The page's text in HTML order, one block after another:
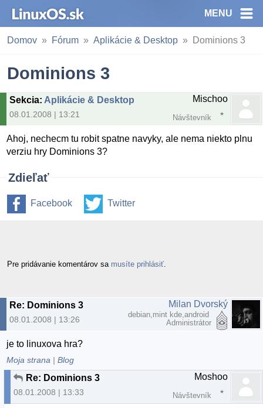
MENU
Domov Fórum Aplikácie & Desktop Dominions 3
Dominions 3
Sekcia: Aplikácie & Desktop
08.01.2008 | 13:21
Mischoo
Návštevník
Ahoj, nechecm tu robit spatne navyky, ale nema niekto plnu
verziu hry Dominions 3?
Zdieľať
Facebook Twitter
Pre pridávanie komentárov sa musíte prihlásiť
Re: Dominions 3
08.01.2008 | 13:26
Milan Dvorský
debian,mint kde,android
Administrátor
je to linuxova hra?
Moja strana |Blog
Re: Dominions 3
08.01.2008 | 13:33
Moshoo
Návštevník